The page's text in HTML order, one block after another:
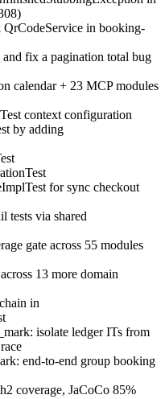
in booking-
fix a pagination total bug
calendar + 23 MCP modules
context configuration
by adding
for sync checkout
tests via shared
gate across 55 modules
13 more domain
in
isolate ledger ITs from
end-to-end group booking
coverage, JaCoCo 85%